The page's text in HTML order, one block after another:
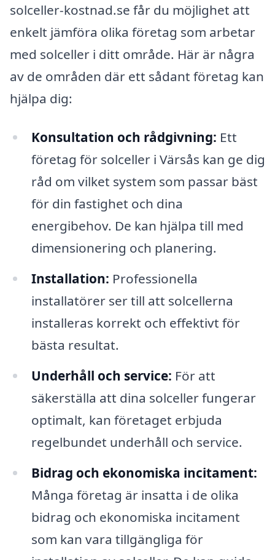
solceller-kostnad.se får du möjlighet att
enkelt jämföra olika företag som arbetar
med solceller i ditt område. Här är några
av de områden där ett sådant företag kan
hjälpa dig:
Konsultation och rådgivning: Ett
företag för solceller i Värsås kan ge dig
råd om vilket system som passar bäst
för din fastighet och dina
energibehov. De kan hjälpa till med
dimensionering och planering.
Installation: Professionella
installatörer ser till att solcellerna
installeras korrekt och effektivt för
bästa resultat.
Underhåll och service: För att
säkerställa att dina solceller fungerar
optimalt, kan företaget erbjuda
regelbundet underhåll och service.
Bidrag och ekonomiska incitament:
Många företag är insatta i de olika
bidrag och ekonomiska incitament
som kan vara tillgängliga för